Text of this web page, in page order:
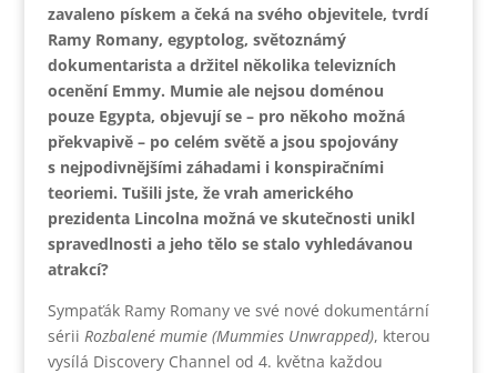
zavaleno pískem a čeká na svého objevitele, tvrdí
Ramy Romany, egyptolog, světoznámý
dokumentarista a držitel několika televizních
ocenění Emmy. Mumie ale nejsou doménou
pouze Egypta, objevují se – pro někoho možná
překvapivě – po celém světě a jsou spojovány
s nejpodivnějšími záhadami i konspiračními
teoriemi. Tušili jste, že vrah amerického
prezidenta Lincolna možná ve skutečnosti unikl
spravedlnosti a jeho tělo se stalo vyhledávanou
atrakcí?
Sympaťák Ramy Romany ve své nové dokumentární
sérii Rozbalené mumie (Mummies Unwrapped), kterou
vysílá Discovery Channel od 4. května každou